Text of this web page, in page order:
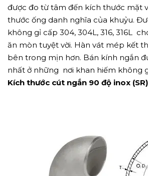
được đo từ tâm đến kích thước mặt
thước ống danh nghĩa của khuỷu.
không gỉ cấp 304, 304L, 316, 316L
ăn mòn tuyệt vời. Hàn vát mép kết
bên trong mịn hơn. Bán kính ngắn
nhất ở những nơi khan hiếm không
Kích thước cút ngắn 90 độ inox (SR)